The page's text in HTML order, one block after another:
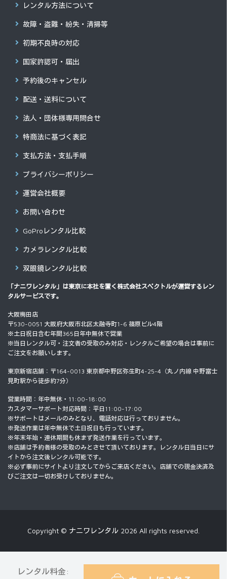
レンタル料金:
レンタル方法について
故障・盗難・紛失・清掃等
初期不良時の対応
国家許認可・届出
予約後のキャンセル
配送・送料について
法人・団体様専用問合せ
特商法に基づく表記
支払方法・支払手順
プライバシーポリシー
運営会社概要
お問い合わせ
GoProレンタル比較
カメラレンタル比較
双眼鏡レンタル比較
「ナニワレンタル」は東京に本社を置く 株式会社スペクトルが運営するレン
タルサービスです。
大阪梅田店
〒530-0051 大阪府大阪市北区太融寺町1-6 篠原ビル4階
※土日祝日含む年間365日年中無休で営業
※当日レンタル可・注文者の受取のみ対応・レンタルご希望の場合は事前に
ご注文をお願いします。
東京新宿店舗：〒164-0013 東京都中野区弥生町4-25-4（丸ノ内線 中野富士
見町駅から徒歩約7分）
営業時間：年中無休・11:00-18:00
カスタマーサポート対応時間：平日11:00-17:00
※サポートはメールのみとなり、電話対応は行っておりません。
※発送作業は年中無休で土日祝日も行っています。
※年末年始・連休期間も休まず発送作業を行っています。
※店舗は予約者様の受取のみとさせて頂いております。レンタル日当日にサ
イトから注文後レンタル可能です。
※必ず事前にサイトより注文してからご来店ください。店舗での現金決済及
びご注文は一切お受けしておりません。
Copyright © ナニワレンタル 2026 All rights reserved.